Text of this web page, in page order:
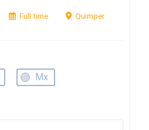
Full time Quimper
Mx